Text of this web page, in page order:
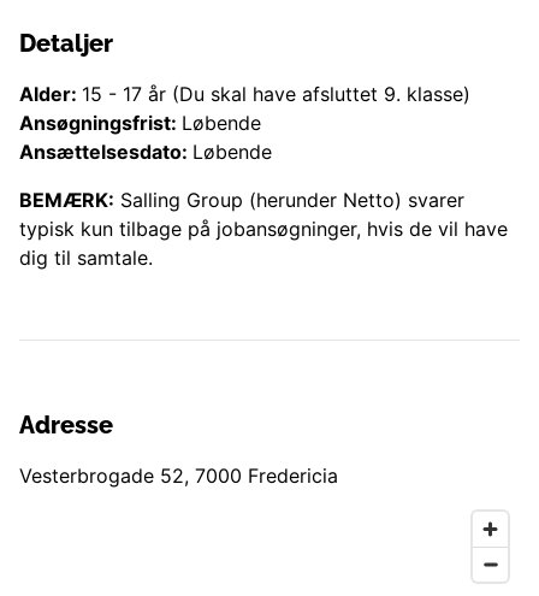
Detaljer
Alder: 15 - 17 år (Du skal have afsluttet 9. klasse)
Ansøgningsfrist: Løbende
Ansættelsesdato: Løbende
BEMÆRK: Salling Group (herunder Netto) svarer
typisk kun tilbage på jobansøgninger, hvis de vil have
dig til samtale.
Adresse
Vesterbrogade 52, 7000 Fredericia